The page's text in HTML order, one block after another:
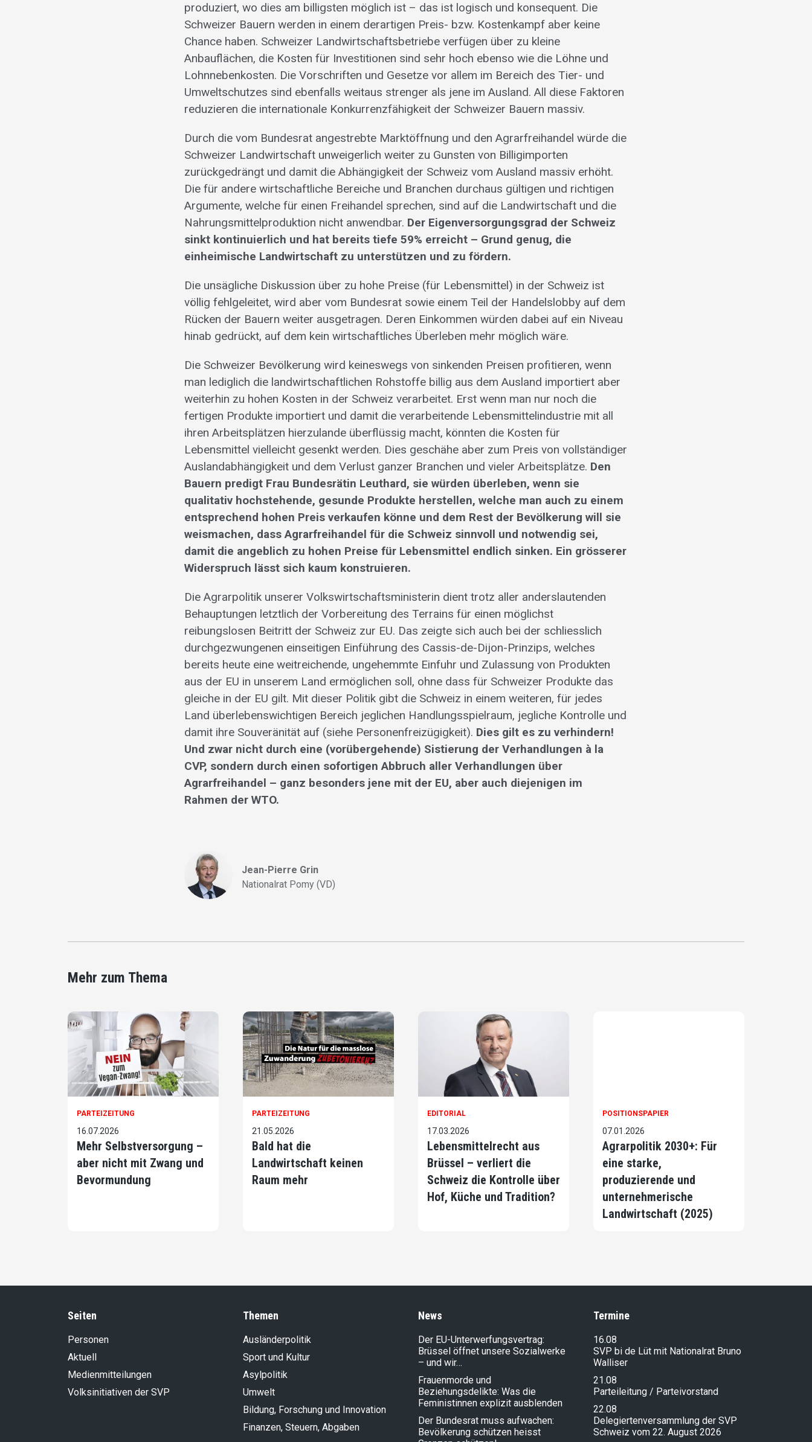
produziert, wo dies am billigsten möglich ist – das ist logisch und konsequent. Die
Schweizer Bauern werden in einem derartigen Preis- bzw. Kostenkampf aber keine
Chance haben. Schweizer Landwirtschaftsbetriebe verfügen über zu kleine
Anbauflächen, die Kosten für Investitionen sind sehr hoch ebenso wie die Löhne und
Lohnnebenkosten. Die Vorschriften und Gesetze vor allem im Bereich des Tier- und
Umweltschutzes sind ebenfalls weitaus strenger als jene im Ausland. All diese Faktoren
reduzieren die internationale Konkurrenzfähigkeit der Schweizer Bauern massiv.
Durch die vom Bundesrat angestrebte Marktöffnung und den Agrarfreihandel würde die
Schweizer Landwirtschaft unweigerlich weiter zu Gunsten von Billigimporten
zurückgedrängt und damit die Abhängigkeit der Schweiz vom Ausland massiv erhöht.
Die für andere wirtschaftliche Bereiche und Branchen durchaus gültigen und richtigen
Argumente, welche für einen Freihandel sprechen, sind auf die Landwirtschaft und die
Nahrungsmittelproduktion nicht anwendbar. Der Eigenversorgungsgrad der Schweiz
sinkt kontinuierlich und hat bereits tiefe 59% erreicht – Grund genug, die
einheimische Landwirtschaft zu unterstützen und zu fördern.
Die unsägliche Diskussion über zu hohe Preise (für Lebensmittel) in der Schweiz ist
völlig fehlgeleitet, wird aber vom Bundesrat sowie einem Teil der Handelslobby auf dem
Rücken der Bauern weiter ausgetragen. Deren Einkommen würden dabei auf ein Niveau
hinab gedrückt, auf dem kein wirtschaftliches Überleben mehr möglich wäre.
Die Schweizer Bevölkerung wird keineswegs von sinkenden Preisen profitieren, wenn
man lediglich die landwirtschaftlichen Rohstoffe billig aus dem Ausland importiert aber
weiterhin zu hohen Kosten in der Schweiz verarbeitet. Erst wenn man nur noch die
fertigen Produkte importiert und damit die verarbeitende Lebensmittelindustrie mit all
ihren Arbeitsplätzen hierzulande überflüssig macht, könnten die Kosten für
Lebensmittel vielleicht gesenkt werden. Dies geschähe aber zum Preis von vollständiger
Auslandabhängigkeit und dem Verlust ganzer Branchen und vieler Arbeitsplätze. Den
Bauern predigt Frau Bundesrätin Leuthard, sie würden überleben, wenn sie
qualitativ hochstehende, gesunde Produkte herstellen, welche man auch zu einem
entsprechend hohen Preis verkaufen könne und dem Rest der Bevölkerung will sie
weismachen, dass Agrarfreihandel für die Schweiz sinnvoll und notwendig sei,
damit die angeblich zu hohen Preise für Lebensmittel endlich sinken. Ein grösserer
Widerspruch lässt sich kaum konstruieren.
Die Agrarpolitik unserer Volkswirtschaftsministerin dient trotz aller anderslautenden
Behauptungen letztlich der Vorbereitung des Terrains für einen möglichst
reibungslosen Beitritt der Schweiz zur EU. Das zeigte sich auch bei der schliesslich
durchgezwungenen einseitigen Einführung des Cassis-de-Dijon-Prinzips, welches
bereits heute eine weitreichende, ungehemmte Einfuhr und Zulassung von Produkten
aus der EU in unserem Land ermöglichen soll, ohne dass für Schweizer Produkte das
gleiche in der EU gilt. Mit dieser Politik gibt die Schweiz in einem weiteren, für jedes
Land überlebenswichtigen Bereich jeglichen Handlungsspielraum, jegliche Kontrolle und
damit ihre Souveränität auf (siehe Personenfreizügigkeit). Dies gilt es zu verhindern!
Und zwar nicht durch eine (vorübergehende) Sistierung der Verhandlungen à la
CVP, sondern durch einen sofortigen Abbruch aller Verhandlungen über
Agrarfreihandel – ganz besonders jene mit der EU, aber auch diejenigen im
Rahmen der WTO.
Jean-Pierre Grin
Nationalrat Pomy (VD)
Mehr zum Thema
PARTEIZEITUNG
16.07.2026
Mehr Selbstversorgung –
aber nicht mit Zwang und
Bevormundung
PARTEIZEITUNG
21.05.2026
Bald hat die
Landwirtschaft keinen
Raum mehr
EDITORIAL
17.03.2026
Lebensmittelrecht aus
Brüssel – verliert die
Schweiz die Kontrolle über
Hof, Küche und Tradition?
POSITIONSPAPIER
07.01.2026
Agrarpolitik 2030+: Für
eine starke,
produzierende und
unternehmerische
Landwirtschaft (2025)
Seiten
Personen
Aktuell
Medienmitteilungen
Volksinitiativen der SVP
Themen
Ausländer­politik
Sport und Kultur
Asylpolitik
Umwelt
Bildung, Forschung und Innovation
Finanzen, Steuern, Abgaben
News
Der EU-Unterwerfungsvertrag:
Brüssel öffnet unsere Sozialwerke
– und wir…
Frauenmorde und
Beziehungsdelikte: Was die
Feministinnen explizit ausblenden
Der Bundesrat muss aufwachen:
Bevölkerung schützen heisst
Termine
16.08
SVP bi de Lüt mit Nationalrat Bruno
Walliser
21.08
Parteileitung / Parteivorstand
22.08
Delegiertenversammlung der SVP
Schweiz vom 22. August 2026